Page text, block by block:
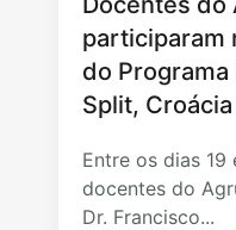
participaram
do
Split, Croácia
Entre os dias 19
docentes do
Dr. Francisco...